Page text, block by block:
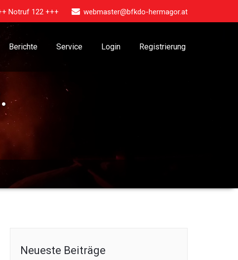
Notruf 122 +++ webmaster@bfkdo-hermagor.at
Berichte Service Login Registrierung
Neueste Beiträge